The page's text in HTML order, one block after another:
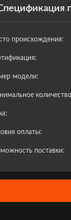
происхождения:
модели:
количество
оплаты:
поставки: